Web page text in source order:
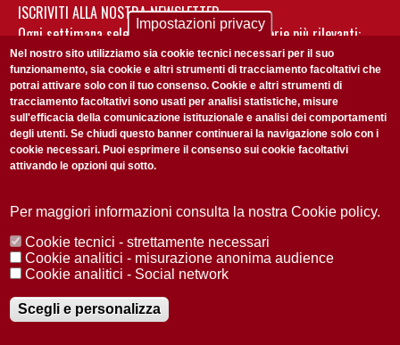
ISCRIVITI ALLA NOSTRA NEWSLETTER
Ogni settimana selezioniamo per te nostre storie più rilevanti:
non perderti gli aggiornamenti della nostra newsletter
Accetto laPrivacy Policy
Redazione Copyright Privacy
Area stampa
© 2025 Università di Padova
Registrazione presso il Tribunale di Padova n. 2097/2012 del 18 giugno
2012
Impostazioni privacy
Nel nostro sito utilizziamo sia cookie tecnici necessari per il suo
funzionamento, sia cookie e altri strumenti di tracciamento facoltativi che
potrai attivare solo con il tuo consenso. Cookie e altri strumenti di
tracciamento facoltativi sono usati per analisi statistiche, misure
sull'efficacia della comunicazione istituzionale e analisi dei comportamenti
degli utenti. Se chiudi questo banner continuerai la navigazione solo con i
cookie necessari. Puoi esprimere il consenso sui cookie facoltativi
attivando le opzioni qui sotto.
Per maggiori informazioni consulta la nostra Cookie policy.
Cookie tecnici - strettamente necessari
Cookie analitici - misurazione anonima audience
Cookie analitici - Social network
Scegli e personalizza